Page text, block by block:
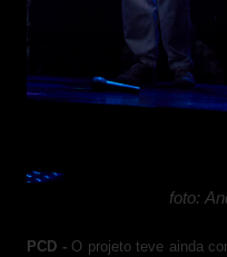
foto:
PCD - O projeto teve ainda